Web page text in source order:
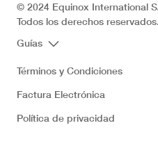
© 2024 Equinox International
Todos los derechos reservados.
Guías
Términos y Condiciones
Factura Electrónica
Política de privacidad